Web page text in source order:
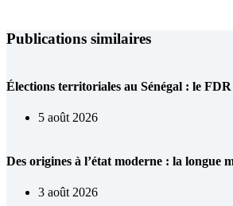
Publications similaires
Élections territoriales au Sénégal : le
5 août 2026
Des origines à l’état moderne : la longue
3 août 2026